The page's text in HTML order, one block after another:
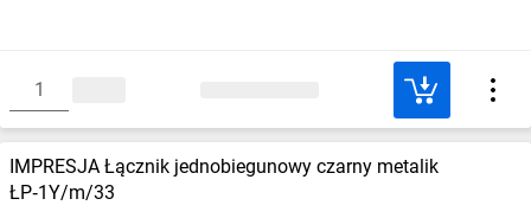
IMPRESJA Łącznik jednobiegunowy czarny metalik
ŁP‑1Y/m/33